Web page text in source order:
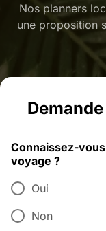
Nos planners
une proposition
Connaissez-
voyage ?
Oui
Non